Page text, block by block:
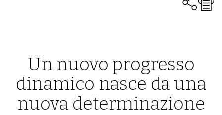
Un nuovo progresso
dinamico nasce da una
nuova determinazione